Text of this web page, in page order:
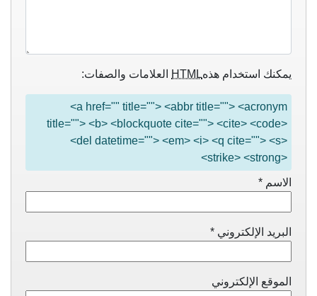
يمكنك استخدام هذهHTML العلامات والصفات:
<a href="" title=""> <abbr title=""> <acronym
title=""> <b> <blockquote cite=""> <cite> <code>
<del datetime=""> <em> <i> <q cite=""> <s>
<strike> <strong>
الاسم *
البريد الإلكتروني *
الموقع الإلكتروني